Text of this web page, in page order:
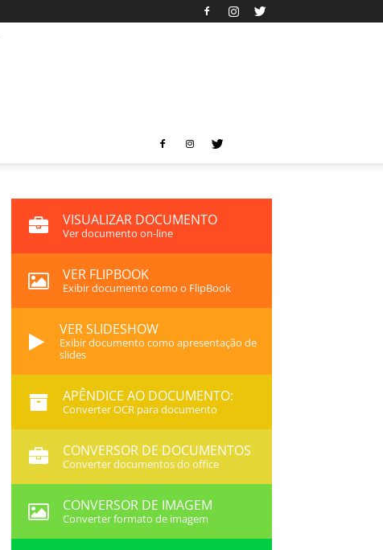
VISUALIZAR DOCUMENTO
Ver documento on-line
VER FLIPBOOK
Exibir documento como o FlipBook
VER SLIDESHOW
Exibir documento como apresentação de
slides
APÊNDICE AO DOCUMENTO:
Converter OCR para documento
CONVERSOR DE DOCUMENTOS
Converter documentos do office
CONVERSOR DE IMAGEM
Converter formato de imagem